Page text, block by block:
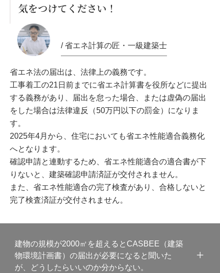
気をつけてください！
/ 省エネ計算の匠・一級建築士
省エネ法の届出は、法律上の義務です。
工事着工の21日前までに省エネ計算書を役所などに提出
する義務があり、届出を怠った場合、または虚偽の届出
をした場合は法律違反（50万円以下の罰金）になりま
す。
2025年4月から、住宅においても省エネ性能適合義務化
へとなります。
確認申請と連動するため、省エネ性能適合の適合書が下
りないと、建築確認申請済証が交付されません。
また、省エネ性能適合の完了検査があり、合格しないと
完了検査済証が交付されません。
建物の規模が2000㎡を超えるとCASBEE（建築
物環境計画書）の届出が必要になると聞いた
が、どうしたらいいのか分からない。